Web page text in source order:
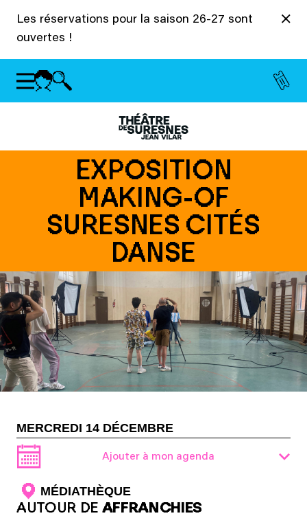
Les réservations pour la saison 26-27 sont
ouvertes !
EXPOSITION
MAKING-OF
SURESNES CITÉS
DANSE
MERCREDI 14 DÉCEMBRE
Ajouter à mon agenda
MÉDIATHÈQUE
AUTOUR DE AFFRANCHIES